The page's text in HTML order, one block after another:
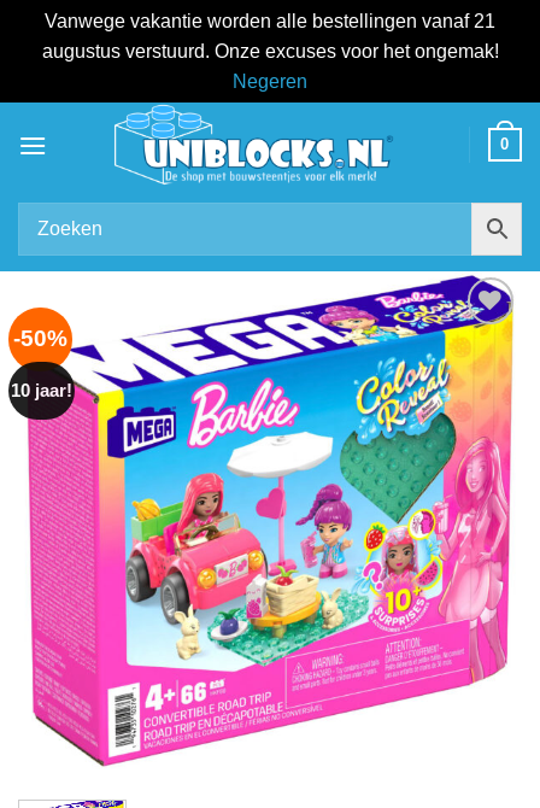
Vanwege vakantie worden alle bestellingen vanaf 21
augustus verstuurd. Onze excuses voor het ongemak!
Negeren
naar
0
-50%
10 jaar!
Add to
wishlist